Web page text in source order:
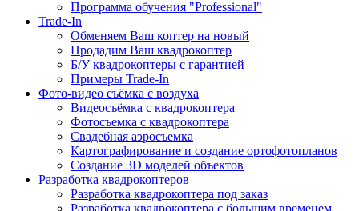
Программа обучения "Professional"
Trade-In
Обменяем Ваш коптер на новый
Продадим Ваш квадрокоптер
Б/У квадрокоптеры с гарантией
Примеры Trade-In
Фото-видео съёмка с воздуха
Видеосъёмка с квадрокоптера
Фотосъемка с квадрокоптера
Свадебная аэросъемка
Картографирование и создание ортофотопланов
Создание 3D моделей объектов
Разработка квадрокоптеров
Разработка квадрокоптера под заказ
Разработка квадрокоптера с большим временем